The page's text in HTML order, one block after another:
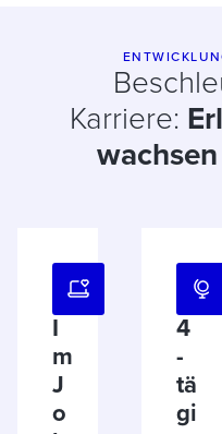
Karriere:
I
m
J
o
4
-
tä
gi